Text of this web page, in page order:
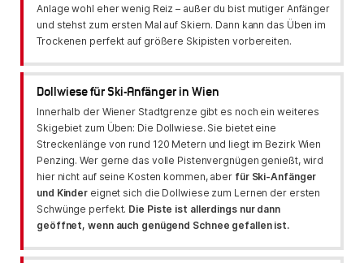
Anlage wohl eher wenig Reiz – außer du bist mutiger Anfänger
und stehst zum ersten Mal auf Skiern. Dann kann das Üben im
Trockenen perfekt auf größere Skipisten vorbereiten.
Dollwiese für Ski-Anfänger in Wien
Innerhalb der Wiener Stadtgrenze gibt es noch ein weiteres
Skigebiet zum Üben: Die Dollwiese. Sie bietet eine
Streckenlänge von rund 120 Metern und liegt im Bezirk Wien
Penzing. Wer gerne das volle Pistenvergnügen genießt, wird
hier nicht auf seine Kosten kommen, aber für Ski-Anfänger
und Kinder eignet sich die Dollwiese zum Lernen der ersten
Schwünge perfekt. Die Piste ist allerdings nur dann
geöffnet, wenn auch genügend Schnee gefallen ist.